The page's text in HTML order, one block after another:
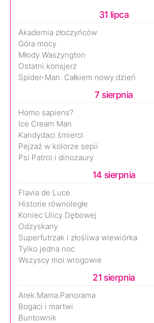
31 lipca
Akademia złoczyńców
Góra mocy
Młody Waszyngton
Ostatni konsjerż
Spider-Man. Całkiem nowy dzień
7 sierpnia
Homo sapiens?
Ice Cream Man
Kandydaci śmierci
Pejzaż w kolorze sepii
Psi Patrol i dinozaury
14 sierpnia
Flavia de Luce
Historie równoległe
Koniec Ulicy Dębowej
Odzyskany
Superfutrzak i złośliwa wiewiórka
Tylko jedna noc
Wszyscy moi wrogowie
21 sierpnia
Arek.Mama.Panorama
Bogaci i martwi
Buntownik